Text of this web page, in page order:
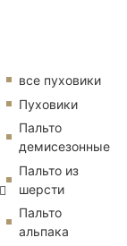
все пуховики
Пуховики
Пальто
демисезонные
Пальто из
шерсти
Пальто
альпака